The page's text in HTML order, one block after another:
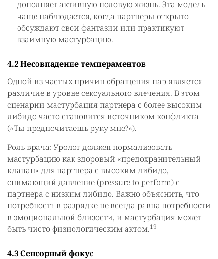
дополняет активную половую жизнь. Эта модель
чаще наблюдается, когда партнеры открыто
обсуждают свои фантазии или практикуют
взаимную мастурбацию.
4.2 Несовпадение темпераментов
Одной из частых причин обращения пар является
различие в уровне сексуального влечения. В этом
сценарии мастурбация партнера с более высоким
либидо часто становится источником конфликта
(«Ты предпочитаешь руку мне?»).
Роль врача: Уролог должен нормализовать
мастурбацию как здоровый «предохранительный
клапан» для партнера с высоким либидо,
снимающий давление (pressure to perform) с
партнера с низким либидо. Важно объяснить, что
потребность в разрядке не всегда равна потребности
в эмоциональной близости, и мастурбация может
быть чисто физиологическим актом.19
4.3 Сенсорный фокус